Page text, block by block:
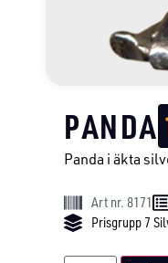
PANDA
Panda i äkta
Art nr. 8171
Prisgrupp 7